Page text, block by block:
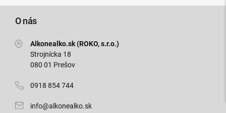
O nás
Alkonealko.sk (ROKO, s.r.o.)
Strojnícka 18
080 01 Prešov
0918 854 744
info@alkonealko.sk